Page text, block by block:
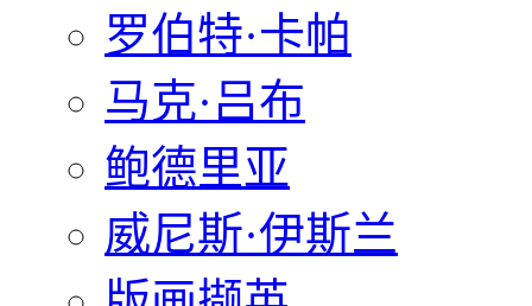
罗伯特·卡帕
马克·吕布
鲍德里亚
威尼斯·伊斯兰